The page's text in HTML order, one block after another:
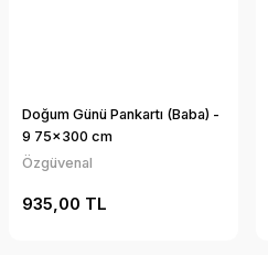
Doğum Günü Pankartı (Baba) -
9 75x300 cm
Özgüvenal
935,00 TL